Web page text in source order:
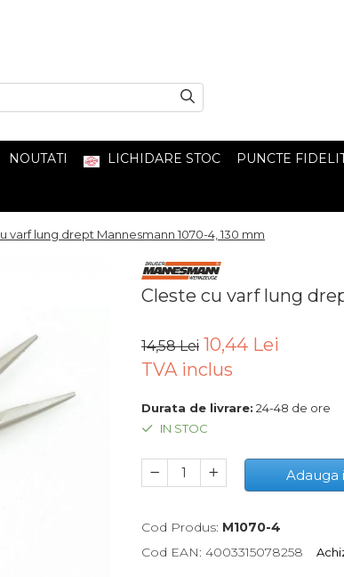
NOUTATI LICHIDARE STOC PUNCTE
varf lung drept Mannesmann 1070-4, 130 mm
Cleste cu varf lung
14,58 Lei 10,44 Lei
TVA inclus
Durata de livrare: 24-48 de ore
IN STOC
Adauga
Cod Produs: M1070-4
Cod EAN: 4003315078258